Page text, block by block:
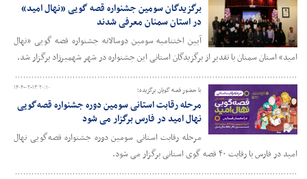
برگزیدگان سومین جشنواره قصه گویی «نهال امید»
در استان سمنان معرفی شدند
آیین اختتامیه سومین دوسالانه جشنواره قصه گویی «نهال
امید» استان سمنان با تقدیر از برگزیدگان استانی این جشنواره در شهر شهمیرزاد برگزار شد.
۱۴۰۴-۰۲-۱۳ ۲۰:۱۰ با حضور قصه گویان برگزیده؛
مرحله رقابت استانی سومین دوره جشنواره قصه‌گویی
نهال امید در فارس برگزار می شود
مرحله رقابت استانی سومین دوره جشنواره قصه‌گویی نهال
امید در فارس با رقابت ۴۰ قصه گوی استانی برگزار می شود.